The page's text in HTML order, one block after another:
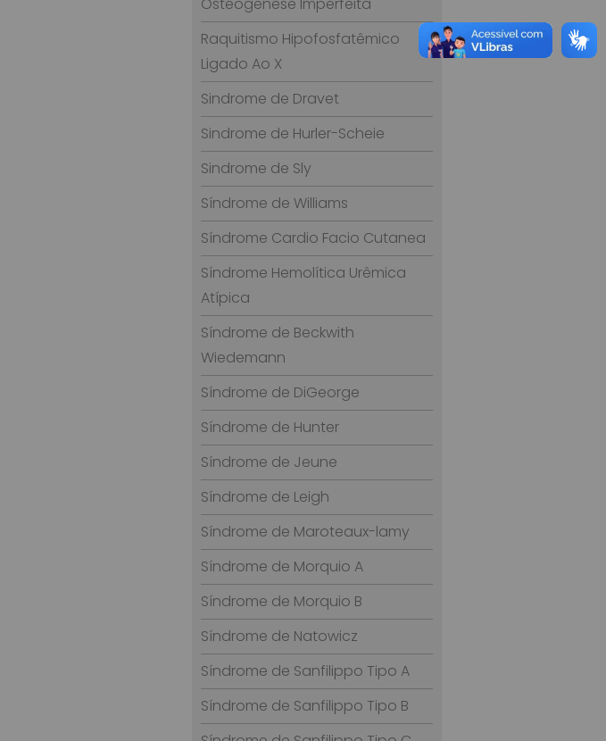
Raquitismo Hipofosfatêmico
Ligado Ao X
Sindrome de Dravet
Sindrome de Hurler-Scheie
Sindrome de Sly
Síndrome de Williams
Síndrome Cardio Facio Cutanea
Síndrome Hemolítica Urêmica
Atípica
Síndrome de Beckwith
Wiedemann
Síndrome de DiGeorge
Síndrome de Hunter
Síndrome de Jeune
Síndrome de Leigh
Síndrome de Maroteaux-lamy
Síndrome de Morquio A
Síndrome de Morquio B
Síndrome de Natowicz
Síndrome de Sanfilippo Tipo A
Síndrome de Sanfilippo Tipo B